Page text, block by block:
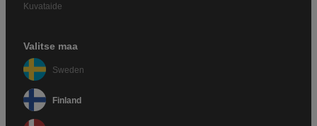
Kuvataide
Valitse maa
Sweden
Finland